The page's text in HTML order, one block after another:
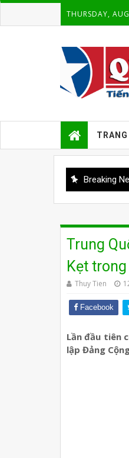
THURSDAY,
Breaking
VNCH Tưởng
Trung
Kẹt
Thuy Tien
Facebook
Lần đầu tiên
lập Đảng